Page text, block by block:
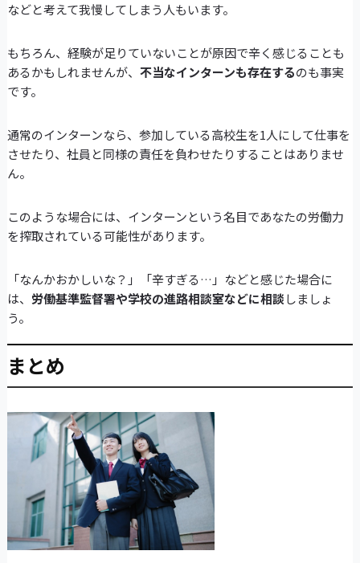
などと考えて我慢してしまう人もいます。
もちろん、経験が足りていないことが原因で辛く感じることも
あるかもしれませんが、 不当なインターンも存在するのも事実
です。
通常のインターンなら、参加している高校生を1人にして仕事を
させたり、社員と同様の責任を負わせたりすることはありませ
ん。
このような場合には、インターンという名目であなたの労働力
を搾取されている可能性があります。
「なんかおかしいな？」「辛すぎる…」などと感じた場合に
は、 労働基準監督署や学校の進路相談室などに相談しましょ
う。
まとめ